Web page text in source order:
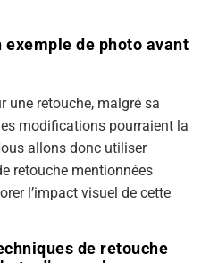
exemple de photo avant
une retouche, malgré sa
modifications pourraient la
allons donc utiliser
retouche mentionnées
l’impact visuel de cette
de retouche